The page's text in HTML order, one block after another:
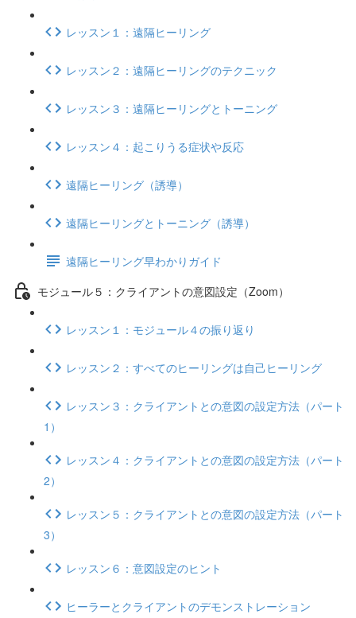
レッスン１：遠隔ヒーリング
レッスン２：遠隔ヒーリングのテクニック
レッスン３：遠隔ヒーリングとトーニング
レッスン４：起こりうる症状や反応
遠隔ヒーリング（誘導）
遠隔ヒーリングとトーニング（誘導）
遠隔ヒーリング早わかりガイド
モジュール５：クライアントの意図設定（Zoom）
レッスン１：モジュール４の振り返り
レッスン２：すべてのヒーリングは自己ヒーリング
レッスン３：クライアントとの意図の設定方法（パート
1）
レッスン４：クライアントとの意図の設定方法（パート
2）
レッスン５：クライアントとの意図の設定方法（パート
3）
レッスン６：意図設定のヒント
ヒーラーとクライアントのデモンストレーション